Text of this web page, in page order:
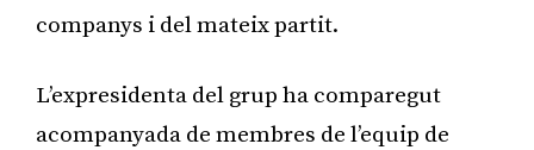
companys i del mateix partit.
L’expresidenta del grup ha comparegut
acompanyada de membres de l’equip de